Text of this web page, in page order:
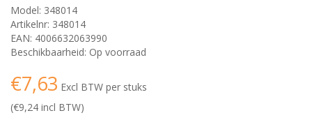
Model: 348014
Artikelnr: 348014
EAN: 4006632063990
Beschikbaarheid: Op voorraad
€7,63 Excl BTW per stuks
(€9,24 incl BTW)